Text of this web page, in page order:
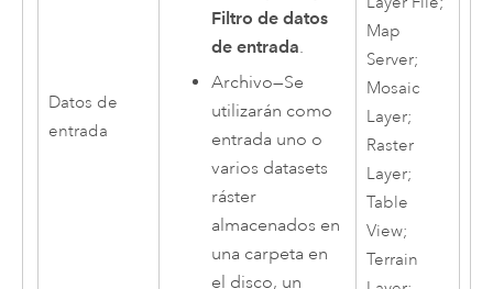
Datos de
entrada
Filtro de datos
de entrada.
Archivo—Se
utilizarán como
entrada uno o
varios datasets
ráster
almacenados en
una carpeta en
el disco, un
Map
Server;
Mosaic
Layer;
Raster
Layer;
Table
View;
Terrain